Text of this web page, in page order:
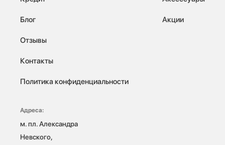
Блог
Отзывы
Контакты
Политика конфиденциальности
Акции
Адреса:
м. пл. Александра
Невского,